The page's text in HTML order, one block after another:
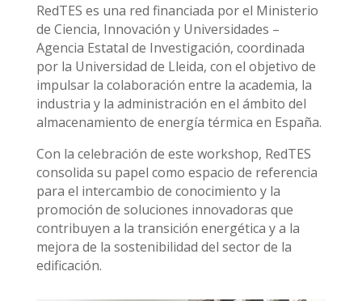
RedTES es una red financiada por el Ministerio
de Ciencia, Innovación y Universidades –
Agencia Estatal de Investigación, coordinada
por la Universidad de Lleida, con el objetivo de
impulsar la colaboración entre la academia, la
industria y la administración en el ámbito del
almacenamiento de energía térmica en España.
Con la celebración de este workshop, RedTES
consolida su papel como espacio de referencia
para el intercambio de conocimiento y la
promoción de soluciones innovadoras que
contribuyen a la transición energética y a la
mejora de la sostenibilidad del sector de la
edificación.